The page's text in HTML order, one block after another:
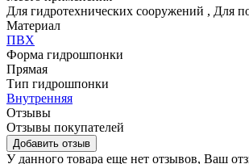
Для гидротехнических сооружений , Для
Материал
ПВХ
Форма гидрошпонки
Прямая
Тип гидрошпонки
Внутренняя
Отзывы
Отзывы покупателей
Добавить отзыв
У данного товара еще нет отзывов, Ваш